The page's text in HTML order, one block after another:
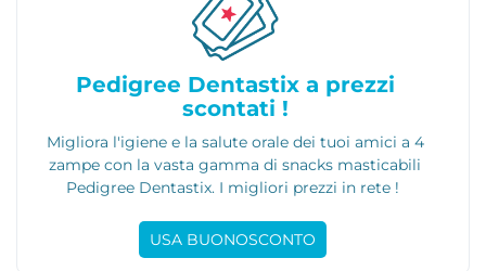
Pedigree Dentastix a prezzi
scontati !
Migliora l'igiene e la salute orale dei tuoi amici a 4
zampe con la vasta gamma di snacks masticabili
Pedigree Dentastix. I migliori prezzi in rete !
USA BUONOSCONTO